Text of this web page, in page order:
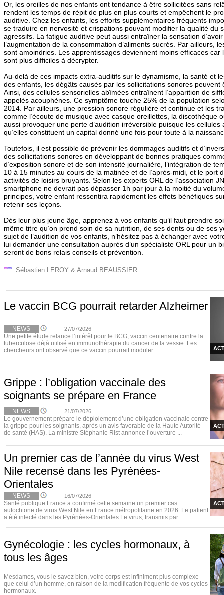
Or, les oreilles de nos enfants ont tendance à être sollicitées sans
rendent les temps de répit de plus en plus courts et empêchent le
auditive. Chez les enfants, les efforts supplémentaires fréquents
se traduire en nervosité et crispations pouvant modifier la qualité du
agressifs. La fatigue auditive peut aussi entraîner la sensation
l’augmentation de la consommation d’aliments sucrés. Par ailleurs,
sont amoindries. Les apprentissages deviennent moins efficaces car
sont plus difficiles à décrypter.
Au-delà de ces impacts extra-auditifs sur le dynamisme, la santé et
des enfants, les dégâts causés par les sollicitations sonores peuvent
Ainsi, des cellules sensorielles abîmées entraînent l’apparition de
appelés acouphènes. Ce symptôme touche 25% de la population
2014. Par ailleurs, une pression sonore régulière et continue et les
comme l’écoute de musique avec casque oreillettes, la discothèque
aussi provoquer une perte d’audition irréversible puisque les cellules
qu’elles constituent un capital donné une fois pour toute à la
Toutefois, il est possible de prévenir les dommages auditifs et
des sollicitations sonores en développant de bonnes pratiques
d’exposition sonore et de son intensité journalière, l’intégration de
10 à 15 minutes au cours de la matinée et de l’après-midi, et le port
activités de loisirs bruyants. Selon les experts ORL de l’association
smartphone ne devrait pas dépasser 1h par jour à la moitié du
principes, votre enfant ressentira rapidement les effets bénéfiques
retenir ses leçons.
Dès leur plus jeune âge, apprenez à vos enfants qu’il faut prendre
même titre qu’on prend soin de sa nutrition, de ses dents ou de ses
sujet de l’audition de vos enfants, n’hésitez pas à échanger avec
lui demander une consultation auprès d’un spécialiste ORL pour un
seront de bons relais conseils et prévention.
Sébastien LEROY & Arnaud BEAUSSIER
Le vaccin BCG pourrait retarder Alzheimer
NEWS 27/07/2026
Une petite étude relance l’intérêt pour le BCG, vaccin centenaire contre la
tuberculose déjà utilisé en immunothérapie du cancer de la vessie. Les
chercheurs ont observé que ce vaccin pourrait moduler ...
Grippe : l’obligation vaccinale des
soignants se prépare en France
NEWS 21/07/2026
Le gouvernement prépare le déploiement d’une obligation vaccinale contre
la grippe pour les soignants, après un avis favorable de la Haute Autorité
de santé (HAS). La ministre Stéphanie Rist annonce l’ouverture ...
Un premier cas de l’année du virus West
Nile recensé dans les Pyrénées-
Orientales
NEWS 16/07/2026
Santé publique France a confirmé cette semaine un premier cas
autochtone de virus West Nile en France métropolitaine en 2026. Le patient
a été infecté dans les Pyrénées-Orientales.Le virus, transmis par ...
Gynécologie : les cycles hormonaux, à
tous les âges
Mesdames, vous le savez bien, votre corps est infiniment plus complexe
que celui d’un homme, en raison de la modification fréquente de vos cycles
hormonaux.